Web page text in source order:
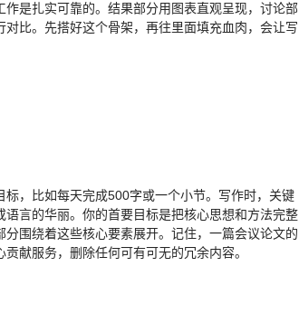
是扎实可靠的。结果部分用图表直观呈现，讨论部
比。先搭好这个骨架，再往里面填充血肉，会让写
，比如每天完成500字或一个小节。写作时，关键
言的华丽。你的首要目标是把核心思想和方法完整
围绕着这些核心要素展开。记住，一篇会议论文的
献服务，删除任何可有可无的冗余内容。